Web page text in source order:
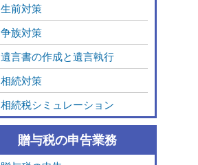
生前対策
争族対策
遺言書の作成と遺言執行
相続対策
相続税シミュレーション
贈与税の申告業務